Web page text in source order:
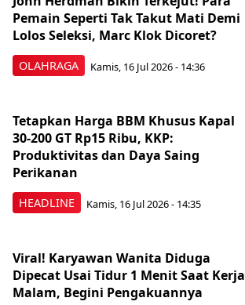
OLAHRAGA
Pemain Seperti Tak Takut Mati Demi
Lolos Seleksi, Marc Klok Dicoret?
Kamis, 16 Jul 2026 - 14:36
HEADLINE
Tetapkan Harga BBM Khusus Kapal
30-200 GT Rp15 Ribu, KKP:
Produktivitas dan Daya Saing
Perikanan
Kamis, 16 Jul 2026 - 14:35
Viral! Karyawan Wanita Diduga
Dipecat Usai Tidur 1 Menit Saat Kerja
Malam, Begini Pengakuannya